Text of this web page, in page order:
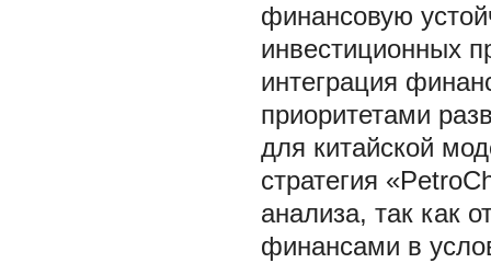
финансовую
инвестиционных
интеграция
приоритетами
для китайской
стратегия
анализа, так как
финансами в